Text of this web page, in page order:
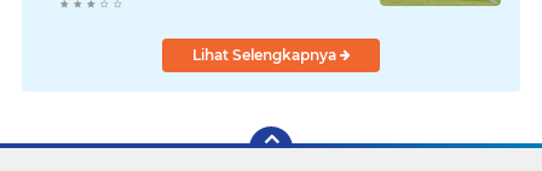
6-5 setelah kedua tim bermain
imbang 1-1 hingga 120 menit
Lihat Selengkapnya